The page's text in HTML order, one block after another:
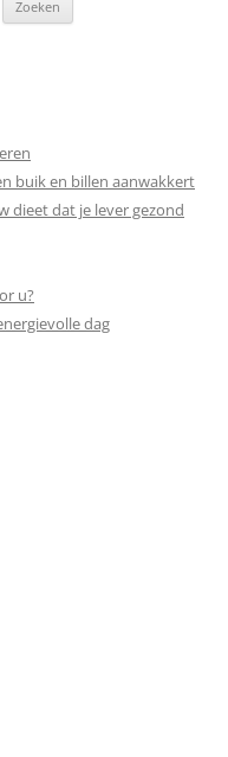
buik en billen aanwakkert
dieet dat je lever gezond
u?
dag